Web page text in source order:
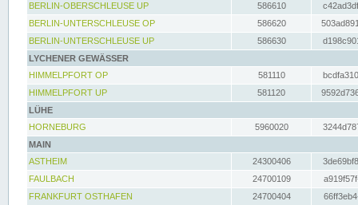
BERLIN-OBERSCHLEUSE UP
586610
BERLIN-UNTERSCHLEUSE OP
586620
BERLIN-UNTERSCHLEUSE UP
586630
LYCHENER GEWÄSSER
HIMMELPFORT OP
581110
HIMMELPFORT UP
581120
LÜHE
HORNEBURG
5960020
MAIN
ASTHEIM
24300406
FAULBACH
24700109
FRANKFURT OSTHAFEN
24700404